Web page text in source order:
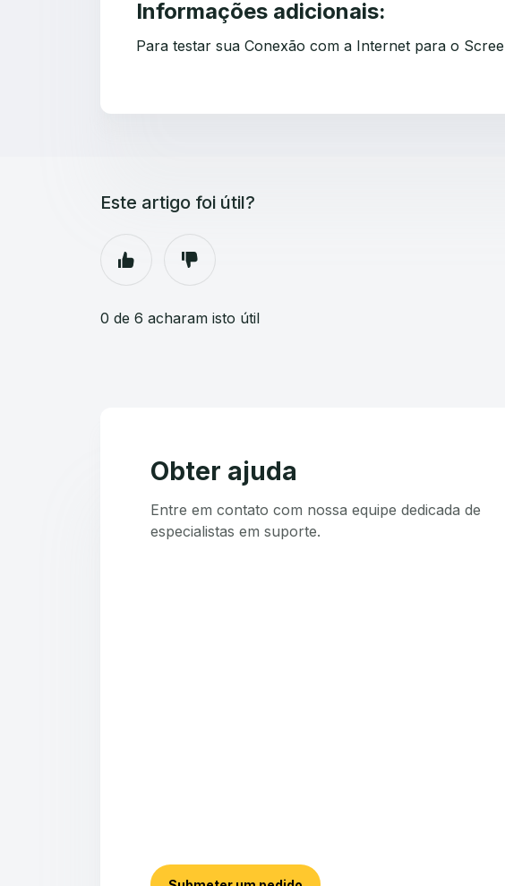
Informações adicionais:
Para testar sua Conexão com a Internet para o
Este artigo foi útil?
0 de 6 acharam isto útil
Obter ajuda
Entre em contato com nossa equipe dedicada de
especialistas em suporte.